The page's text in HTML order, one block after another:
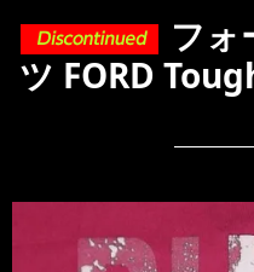
フォ
ツ FORD